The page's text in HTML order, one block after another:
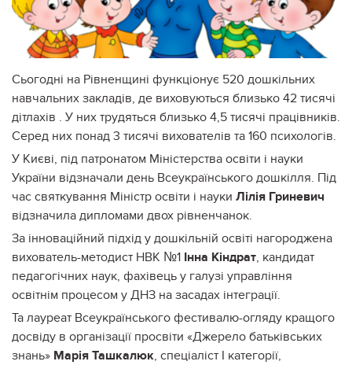
Сьогодні на Рівненщині функціонує 520 дошкільних
навчальних закладів, де виховуються близько 42 тисячі
дітлахів . У них трудяться близько 4,5 тисячі працівників.
Серед них понад 3 тисячі вихователів та 160 психологів.
У Києві, під патронатом Міністерства освіти і науки
України відзначали день Всеукраїнського дошкілля. Під
час святкування Міністр освіти і науки Лілія Гриневич
відзначила дипломами двох рівненчанок.
За інноваційний підхід у дошкільній освіті нагороджена
вихователь-методист НВК №1 Інна Кіндрат, кандидат
педагогічних наук, фахівець у галузі управління
освітнім процесом у ДНЗ на засадах інтеграції.
Та лауреат Всеукраїнського фестивалю-огляду кращого
досвіду в організації просвіти «Джерело батьківських
знань» Марія Ташкалюк, спеціаліст І категорії,